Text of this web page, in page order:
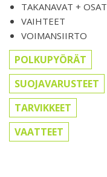
TAKANAVAT + OSAT
VAIHTEET
VOIMANSIIRTO
POLKUPYÖRÄT
SUOJAVARUSTEET
TARVIKKEET
VAATTEET